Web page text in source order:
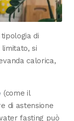
di
si
calorica,
(come il
di astensione
fasting può